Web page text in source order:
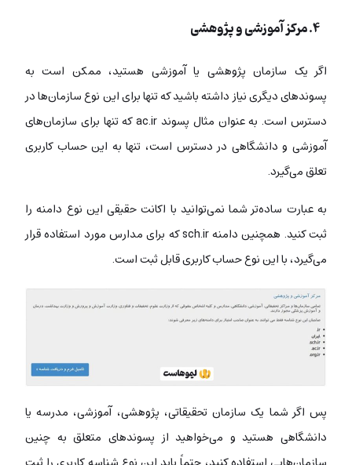
۴. مرکز آموزشی و پژوهشی
اگر یک سازمان پژوهشی یا آموزشی هستید، ممکن است به
پسوندهای دیگری نیاز داشته باشید که تنها برای این نوع سازمان‌ها در
دسترس است. به عنوان مثال پسوند ac.ir که تنها برای سازمان‌های
آموزشی و دانشگاهی در دسترس است، تنها به این حساب کاربری
تعلق می‌گیرد.
به عبارت ساده‌تر شما نمی‌توانید با اکانت حقیقی این نوع دامنه را
ثبت کنید. همچنین دامنه sch.ir که برای مدارس مورد استفاده قرار
می‌گیرد، با این نوع حساب کاربری قابل ثبت است.
پس اگر شما یک سازمان تحقیقاتی، پژوهشی، آموزشی، مدرسه یا
دانشگاهی هستید و می‌خواهید از پسوندهای متعلق به چنین